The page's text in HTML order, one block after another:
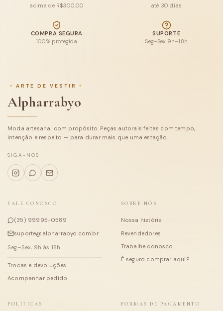
Calças e Shorts
Casacos
Tricot
Coleções
Sobre
acima de R$300,00
até 30 dias
COMPRA SEGURA
100% protegida
SUPORTE
Seg–Sex 9h–18h
ARTE DE VESTIR
Alpharrabyo
Moda artesanal com propósito. Peças autorais feitas com tempo,
intenção e respeito — para durar mais que uma estação.
SIGA-NOS
FALE CONOSCO
(35) 99995-0589
suporte@alpharrabyo.com.br
Seg–Sex, 9h às 18h
Trocas e devoluções
Acompanhar pedido
SOBRE NÓS
Nossa história
Revendedores
Trabalhe conosco
É seguro comprar aqui?
POLÍTICAS FORMAS DE PAGAMENTO